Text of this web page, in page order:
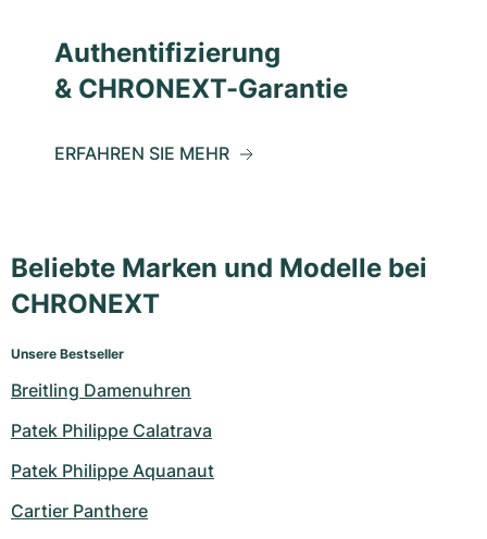
Authentifizierung
& CHRONEXT-Garantie
ERFAHREN SIE MEHR
Beliebte Marken und Modelle bei
CHRONEXT
Unsere Bestseller
Breitling Damenuhren
Patek Philippe Calatrava
Patek Philippe Aquanaut
Cartier Panthere